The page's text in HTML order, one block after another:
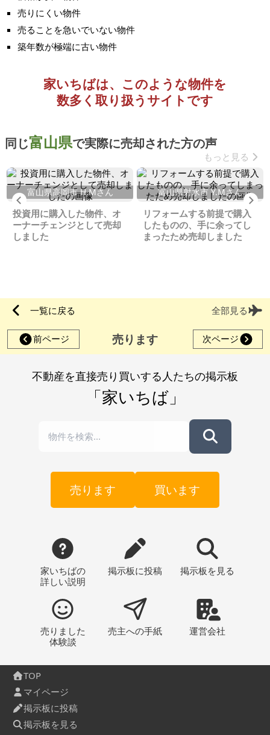
売りにくい物件
売ることを急いでいない物件
築年数が極端に古い物件
家いちばは、このような物件を
数多く取り扱うサイトです
同じ富山県で実際に売却された方の声
もっと見る
Previous
富山県高岡市 H.Mさん
投資用に購入した物件、オ
ーナーチェンジとして売却
しました
富山県射水市 Y.Mさん
リフォームする前提で購入
したものの、手に余ってし
まったため売却しました
一覧に戻る 全部見る
前ページ 売ります 次ページ
不動産を直接売り買いする人たちの掲示板
「家いちば」
売ります 買います
家いちばの
詳しい説明
掲示板に投稿 掲示板 を見る
売りました
体験談
売主への手紙 運営会社
TOP
マイページ
掲示板に投稿
掲示板を見る